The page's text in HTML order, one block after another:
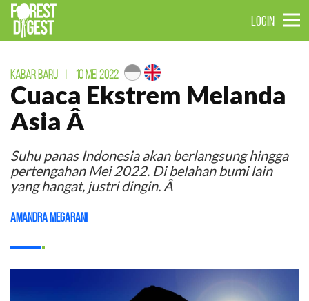
LOGIN
KABAR BARU 10 MEI 2022
Cuaca Ekstrem Melanda
Asia Â
Suhu panas Indonesia akan berlangsung hingga
pertengahan Mei 2022. Di belahan bumi lain
yang hangat, justri dingin. Â
Amandra Megarani